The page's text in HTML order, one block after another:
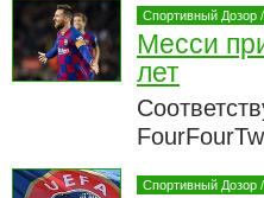
Спортивный Дозор /
Месси
лет
Спортивный Дозор /